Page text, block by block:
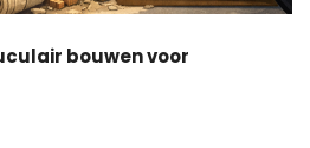
bouwen voor